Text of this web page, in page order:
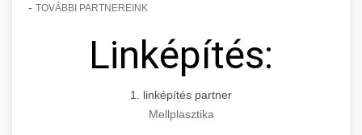
- TOVÁBBI PARTNEREINK
Linképítés:
1. linképítés partner
Mellplasztika